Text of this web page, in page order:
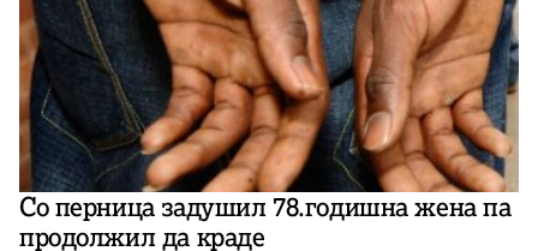
Со перница задушил 78.годишна жена па
продолжил да краде